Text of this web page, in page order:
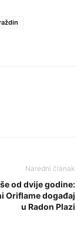
Naredni članak
od dvije godine:
Oriflame događaj
u Radon Plazi